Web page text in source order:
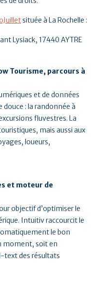
située à La Rochelle :
Lysiack, 17440 AYTRE
Tourisme, parcours à
et de données
douce : la randonnée à
fluvestres. La
mais aussi aux
loueurs,
et moteur de
objectif d’optimiser le
Intuitiv raccourcit le
le bon
moment, soit en
text des résultats